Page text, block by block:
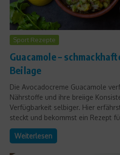
Sport Rezepte
Guacamole –
Beilage
Die Avocadocreme Guacamole
Nährstoffe und ihre breiige
Verfügbarkeit selbiger. Hier
steckt und bekommst ein Rezept
Weiterlesen